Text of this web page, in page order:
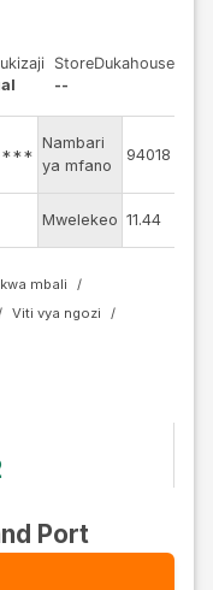
StoreDukahouse
--
Nambari
ya mfano
94018
Mwelekeo 11.44
mbali
Viti vya ngozi
Port